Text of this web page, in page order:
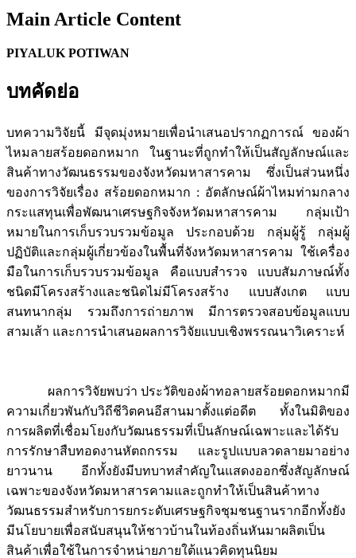
Main Article Content
PIYALUK POTIWAN
บทคัดย่อ
บทความวิจัยนี้ มีจุดมุ่งหมายเพื่อนำเสนอปรากฏการณ์ ของผ้า
ไหมลายสร้อยดอกหมาก ในฐานะที่ถูกทำให้เป็นสัญลักษณ์และ
สินค้าทางวัฒนธรรมของจังหวัดมหาสารคาม ซึ่งเป็นส่วนหนึ่ง
ของการวิจัยเรื่อง สร้อยดอกหมาก : อัตลักษณ์ผ้าไหมท่ามกลาง
กระแสทุนเพื่อพัฒนาเศรษฐกิจจังหวัดมหาสารคาม กลุ่มเป้า
หมายในการเก็บรวบรวมข้อมูล ประกอบด้วย กลุ่มผู้รู้ กลุ่มผู้
ปฏิบัติและกลุ่มผู้เกี่ยวข้องในพื้นที่จังหวัดมหาสารคาม ใช้เครื่อง
มือในการเก็บรวบรวมข้อมูล คือแบบสำรวจ แบบสัมภาษณ์ทั้ง
ชนิดมีโครงสร้างและชนิดไม่มีโครงสร้าง แบบสังเกต แบบ
สนทนากลุ่ม รวมถึงการถ่ายภาพ มีการตรวจสอบข้อมูลแบบ
สามเส้า และการนำเสนอผลการวิจัยแบบเชิงพรรณนาวิเคราะห์
ผลการวิจัยพบว่า ประวัติของผ้าทอลายสร้อยดอกหมากมี
ความเกี่ยวพันกับวิถีชีวิตคนอีสานมาตั้งแต่อดีต ทั้งในมิติของ
การผลิตที่เชื่อมโยงกับวัฒนธรรมที่เป็นลักษณ์เฉพาะและได้รับ
การรักษาสืบทอดงานหัตถกรรม และรูปแบบลวดลายมาอย่าง
ยาวนาน อีกทั้งยังมีบทบาทสำคัญในแสดงออกซึ่งสัญลักษณ์
เฉพาะของจังหวัดมหาสารคามและถูกทำให้เป็นสินค้าทาง
วัฒนธรรมสำหรับการยกระดับเศรษฐกิจชุมชนฐานรากอีกทั้งยัง
มีนโยบายเพื่อสนับสนุนให้ชาวบ้านในท้องถิ่นหันมาผลิตเป็น
สินค้าเพื่อใช้ในการจำหน่ายภายใต้แนวคิดทุนนิยม